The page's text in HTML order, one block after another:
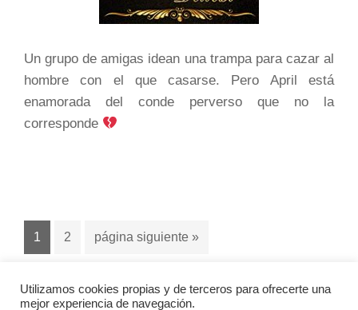
Un grupo de amigas idean una trampa para cazar al
hombre con el que casarse. Pero April está
enamorada del conde perverso que no la
corresponde
Página
1 Página
2
Ir
página siguiente »
Utilizamos cookies propias y de terceros para ofrecerte una
mejor experiencia de navegación.